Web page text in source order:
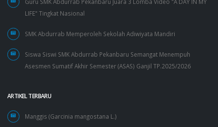
LIFE" Tingkat Nasional
SMK Abdurrab Memperoleh Sekolah Adiwiyata Mandiri
Siswa Siswi SMK Abdurrab Pekanbaru Semangat Menempuh
Asesmen Sumatif Akhir Semester (ASAS) Ganjil TP.2025/2026
ARTIKEL TERBARU
Manggis (Garcinia mangostana L.)